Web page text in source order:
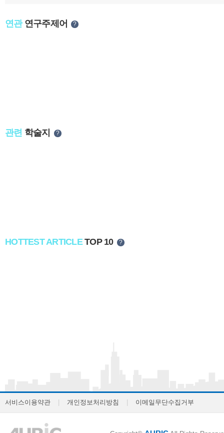
연관연구주제어 ?
관련 학술지 ?
HOTTEST ARTICLETOP 10 ?
서비스이용약관 개인정보처리방침 이메일무단수집거부